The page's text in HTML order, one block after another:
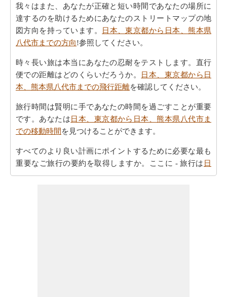
我々はまた、あなたが正確と短い時間であなたの場所に
達するのを助けるためにあなたのストリートマップの地
図方向を持っています。
日本、東京都から日本、熊本県
八代市までの方向!参照してください。
時々長い旅は本当にあなたの忍耐をテストします。直行
便での距離はどのくらいだろうか。
日本、東京都から日
本、熊本県八代市までの飛行距離を確認してください。
旅行時間は賢明に手であなたの時間を過ごすことが重要
です。あなたは日本、東京都から日本、熊本県八代市ま
での移動時間を見つけることができます。
すべてのより良い計画にポイントするために必要な最も
重要なご旅行の要約を取得しますか。ここに - 旅行は 日
本、東京都から日本、熊本県八代市までの旅行を計画す